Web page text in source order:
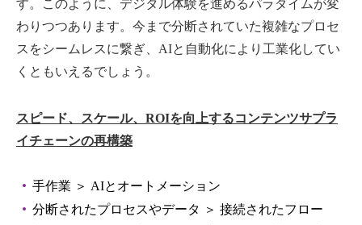
す。このように、デジタル体験を進めるパラダイムが変
わりつつあります。今まで分断されていた複雑なプロセ
スをシームレスに繋ぎ、AIと自動化により工業化してい
くともいえるでしょう。
スピード、スケール、 ROIを向上するコンテンツサプラ
イチェーンの再構築
手作業 ＞ AIとオートメーション
分断されたプロセスやデータ ＞ 接続されたフロー